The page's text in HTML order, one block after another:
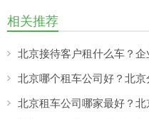
相关推荐
北京接待客户租什么车？